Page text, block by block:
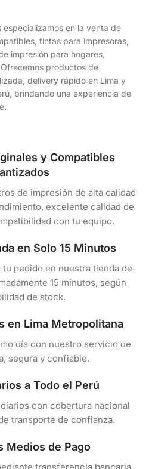
especializamos en la venta de
tintas para impresoras,
impresión para hogares,
productos de
delivery rápido en Lima y
brindando una experiencia de
y Compatibles
de impresión de alta calidad
excelente calidad de
con tu equipo.
en Solo 15 Minutos
pedido en nuestra tienda de
15 minutos, según
de stock.
en Lima Metropolitana
día con nuestro servicio de
segura y confiable.
a Todo el Perú
con cobertura nacional
transporte de confianza.
Medios de Pago